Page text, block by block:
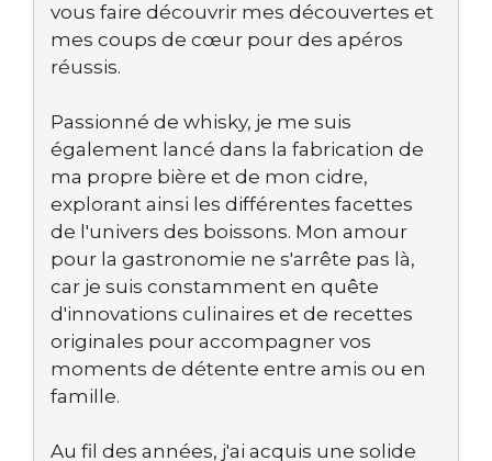
vous faire découvrir mes découvertes et
mes coups de cœur pour des apéros
réussis.
Passionné de whisky, je me suis
également lancé dans la fabrication de
ma propre bière et de mon cidre,
explorant ainsi les différentes facettes
de l'univers des boissons. Mon amour
pour la gastronomie ne s'arrête pas là,
car je suis constamment en quête
d'innovations culinaires et de recettes
originales pour accompagner vos
moments de détente entre amis ou en
famille.
Au fil des années, j'ai acquis une solide